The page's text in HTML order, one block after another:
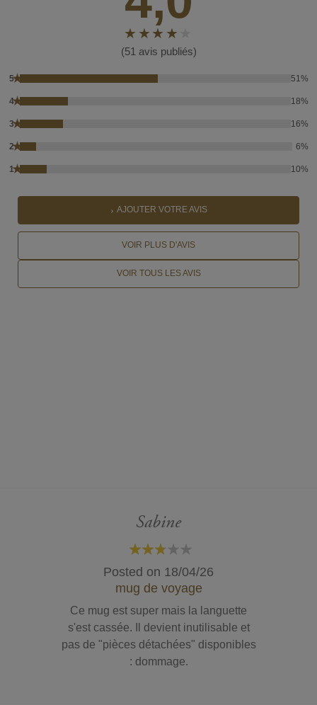
(51 avis publiés)
5★ 51%
4★ 18%
3★ 16%
2★ 6%
1★ 10%
AJOUTER VOTRE AVIS
VOIR PLUS D'AVIS
VOIR TOUS LES AVIS
Sabine
60%
Posted on 18/04/26
mug de voyage
Ce mug est super mais la languette
s'est cassée. Il devient inutilisable et
pas de "pièces détachées" disponibles
: dommage.